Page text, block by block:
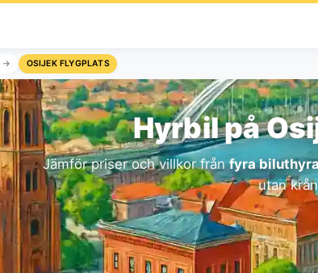
OSIJEK FLYGPLATS
Hyrbil på
Jämför priser och villkor frånfyra
utan